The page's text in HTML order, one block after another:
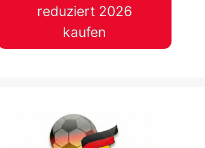
reduziert 2026
kaufen